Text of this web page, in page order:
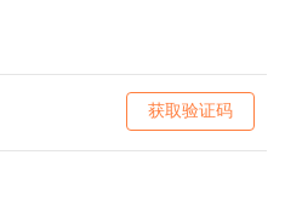
获取验证码